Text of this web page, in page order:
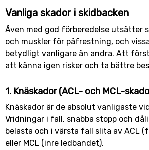
Vanliga skador i skidbacken
Även med god förberedelse utsätter
och muskler för påfrestning, och
betydligt vanligare än andra. Att
att känna igen risker och ta bättre
1. Knäskador (ACL- och MCL-
Knäskador är de absolut vanligaste
Vridningar i fall, snabba stopp och
belasta och i värsta fall slita av ACL
eller MCL (inre ledbandet).